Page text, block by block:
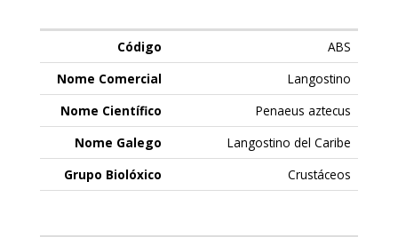
ABS
Langostino
Penaeus aztecus
Langostino del Caribe
Crustáceos